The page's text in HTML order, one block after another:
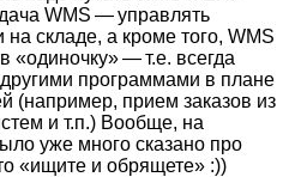
WMS — управлять
складе, а кроме того, WMS
«одиночку» — т.е. всегда
другими программами в плане
(например, прием заказов из
и т.п.) Вообще, на
уже много сказано про
«ищите и обрящете» :))